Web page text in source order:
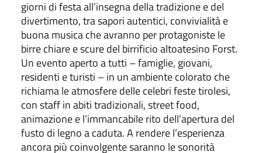
giorni di festa all’insegna della tradizione e del
divertimento, tra sapori autentici, convivialità e
buona musica che avranno per protagoniste le
birre chiare e scure del birrificio altoatesino Forst.
Un evento aperto a tutti – famiglie, giovani,
residenti e turisti – in un ambiente colorato che
richiama le atmosfere delle celebri feste tirolesi,
con staff in abiti tradizionali, street food,
animazione e l’immancabile rito dell’apertura del
fusto di legno a caduta. A rendere l’esperienza
ancora più coinvolgente saranno le sonorità